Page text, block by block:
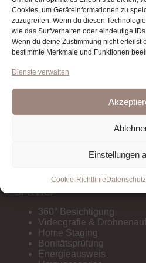
Cookies, um Geräteinformationen zu
zuzugreifen. Wenn du diesen
wie das Surfverhalten oder eindeutige
Wenn du deine Zustimmung nicht erteilst
bestimmte Merkmale und Funktionen
Dienste verwalten
Einstellungen
Cookie-Richtlinie
IMMOBILIEN
Kaufen
Finanzierung
UNTERNEHMEN
SERVICE
360° Besichtigung
Videografie &
Home Staging
Bonitätsprüfung
Energieausweis